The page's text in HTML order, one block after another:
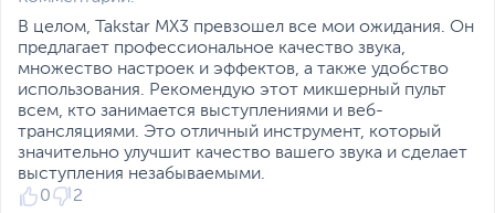
В целом, Takstar MX3 превзошел все мои ожидания. Он
предлагает профессиональное качество звука,
множество настроек и эффектов, а также удобство
использования. Рекомендую этот микшерный пульт
всем, кто занимается выступлениями и веб-
трансляциями. Это отличный инструмент, который
значительно улучшит качество вашего звука и сделает
выступления незабываемыми.
0
2